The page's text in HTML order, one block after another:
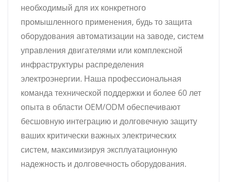
необходимый для их конкретного
промышленного применения, будь то защита
оборудования автоматизации на заводе, систем
управления двигателями или комплексной
инфраструктуры распределения
электроэнергии. Наша профессиональная
команда технической поддержки и более 60 лет
опыта в области OEM/ODM обеспечивают
бесшовную интеграцию и долговечную защиту
ваших критически важных электрических
систем, максимизируя эксплуатационную
надежность и долговечность оборудования.